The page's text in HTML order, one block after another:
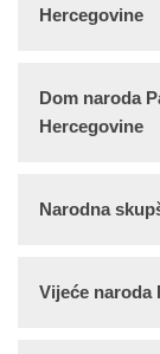
Hercegovine
Dom naroda
Hercegovine
Narodna
Vijeće naroda